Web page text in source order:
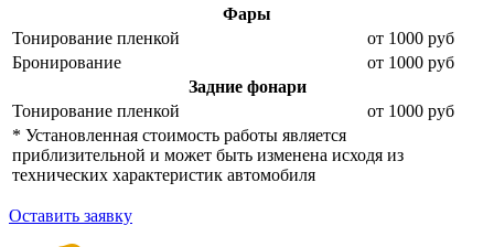
Фары
Тонирование пленкой
от 1000 руб
Бронирование
от 1000 руб
Задние фонари
Тонирование пленкой
от 1000 руб
* Установленная стоимость работы является
приблизительной и может быть изменена исходя из
технических характеристик автомобиля
Оставить заявку